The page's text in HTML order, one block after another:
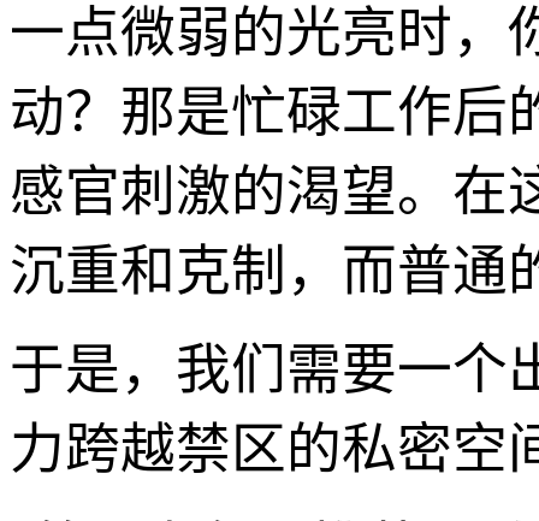
一点微弱的光亮时，
动？那是忙碌工作后
感官刺激的渴望。在
沉重和克制，而普通
于是，我们需要一个
力跨越禁区的私密空